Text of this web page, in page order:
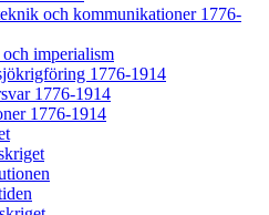
och kommunikationer 1776-
imperialism
1776-1914
1776-1914
1776-1914